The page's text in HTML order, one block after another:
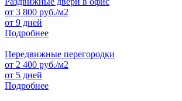
от 3 800 руб./м2
от 9 дней
Подробнее
Передвижные перегородки
от 2 400 руб./м2
от 5 дней
Подробнее